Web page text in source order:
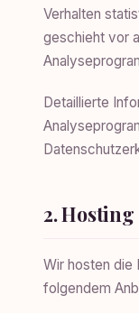
Verhalten
geschieht vor
Detaillierte
2. Hosting
Wir hosten die
folgendem